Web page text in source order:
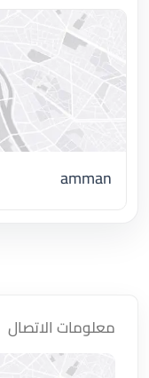
amman
معلومات الاتصال